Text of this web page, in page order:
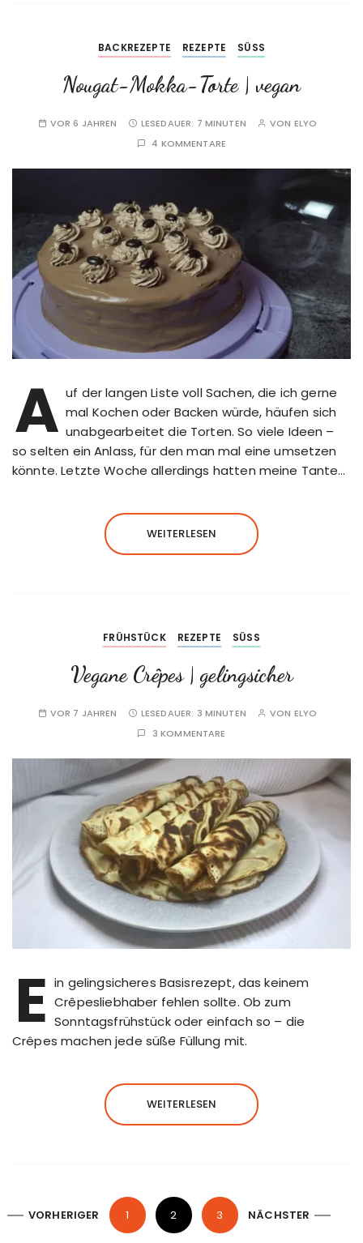
BACKREZEPTE REZEPTE SÜSS
Nougat-Mokka-Torte | vegan
VOR 6 JAHREN LESEDAUER: 7 MINUTEN VON ELYO
4 KOMMENTARE
A uf der langen Liste voll Sachen, die ich gerne
mal Kochen oder Backen würde, häufen sich
unabgearbeitet die Torten. So viele Ideen –
so selten ein Anlass, für den man mal eine umsetzen
könnte. Letzte Woche allerdings hatten meine Tante…
WEITERLESEN
FRÜHSTÜCK REZEPTE SÜSS
Vegane Crêpes | gelingsicher
VOR 7 JAHREN LESEDAUER: 3 MINUTEN VON ELYO
3 KOMMENTARE
E in gelingsicheres Basisrezept, das keinem
Crêpesliebhaber fehlen sollte. Ob zum
Sonntagsfrühstück oder einfach so – die
Crêpes machen jede süße Füllung mit.
WEITERLESEN
VORHERIGER 1 2 3 NÄCHSTER